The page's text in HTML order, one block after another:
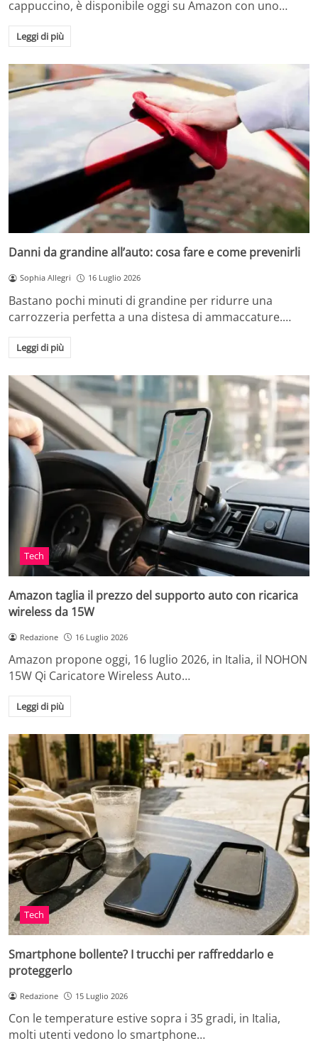
cappuccino, è disponibile oggi su Amazon con uno…
Leggi di più
Danni da grandine all’auto: cosa fare e come prevenirli
Sophia Allegri 16 Luglio 2026
Bastano pochi minuti di grandine per ridurre una
carrozzeria perfetta a una distesa di ammaccature.…
Leggi di più
Tech
Amazon taglia il prezzo del supporto auto con ricarica
wireless da 15W
Redazione 16 Luglio 2026
Amazon propone oggi, 16 luglio 2026, in Italia, il NOHON
15W Qi Caricatore Wireless Auto…
Leggi di più
Tech
Smartphone bollente? I trucchi per raffreddarlo e
proteggerlo
Redazione 15 Luglio 2026
Con le temperature estive sopra i 35 gradi, in Italia,
molti utenti vedono lo smartphone…